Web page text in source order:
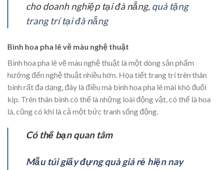
cho doanh nghiệp tại đà nẵng, quà tặng
trang trí tại đà nẵng
Bình hoa pha lê vẽ màu nghệ thuật
Bình hoa pha lê vẽ màu nghệ thuật là một dòng sản phẩm
hướng đến nghệ thuật nhiều hơn. Họa tiết trang trí trên thân
bình rất đa dạng, đây là điều mà bình hoa pha lê mài khó đuổi
kịp. Trên thân bình có thể là những loài động vật, có thể là hoa
lá, cũng có khi là cả một bức tranh sống động.
Có thể bạn quan tâm
Mẫu túi giấy đựng quà giá rẻ hiện nay